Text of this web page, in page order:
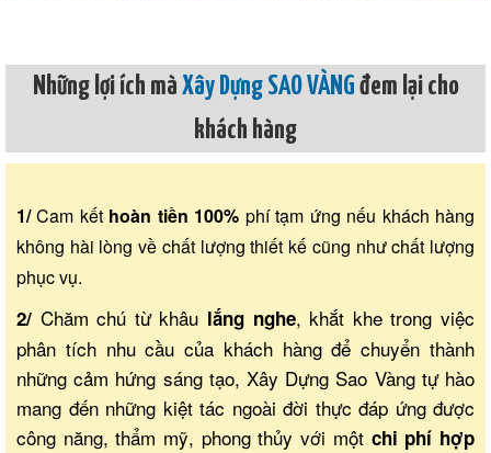
Những lợi ích mà Xây Dựng SAO VÀNG đem lại cho
khách hàng
1/Cam kết hoàn tiền 100% phí tạm ứng nếu khách hàng
không hài lòng về chất lượng thiết kế cũng như chất lượng
phục vụ.
2/ Chăm chú từ khâu lắng nghe, khắt khe trong việc
phân tích nhu cầu của khách hàng để chuyển thành
những cảm hứng sáng tạo, Xây Dựng Sao Vàng tự hào
mang đến những kiệt tác ngoài đời thực đáp ứng được
công năng, thẩm mỹ, phong thủy với một chi phí hợp